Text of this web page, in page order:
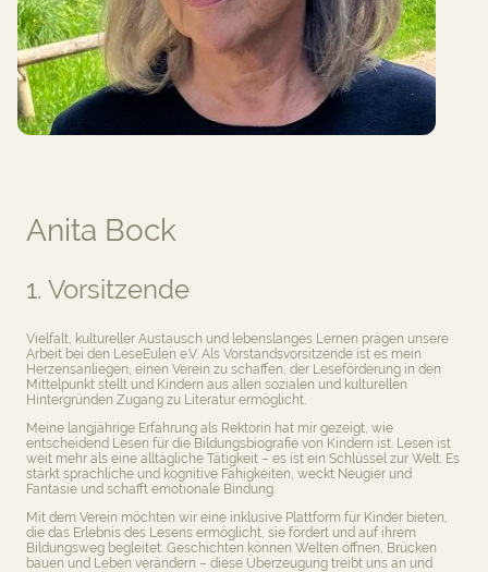
Anita Bock
1. Vorsitzende
Vielfalt, kultureller Austausch und lebenslanges Lernen prägen unsere
Arbeit bei den LeseEulen e.V. Als Vorstandsvorsitzende ist es mein
Herzensanliegen, einen Verein zu schaffen, der Leseförderung in den
Mittelpunkt stellt und Kindern aus allen sozialen und kulturellen
Hintergründen Zugang zu Literatur ermöglicht.
Meine langjährige Erfahrung als Rektorin hat mir gezeigt, wie
entscheidend Lesen für die Bildungsbiografie von Kindern ist. Lesen ist
weit mehr als eine alltägliche Tätigkeit – es ist ein Schlüssel zur Welt. Es
stärkt sprachliche und kognitive Fähigkeiten, weckt Neugier und
Fantasie und schafft emotionale Bindung.
Mit dem Verein möchten wir eine inklusive Plattform für Kinder bieten,
die das Erlebnis des Lesens ermöglicht, sie fördert und auf ihrem
Bildungsweg begleitet. Geschichten können Welten öffnen, Brücken
bauen und Leben verändern – diese Überzeugung treibt uns an und